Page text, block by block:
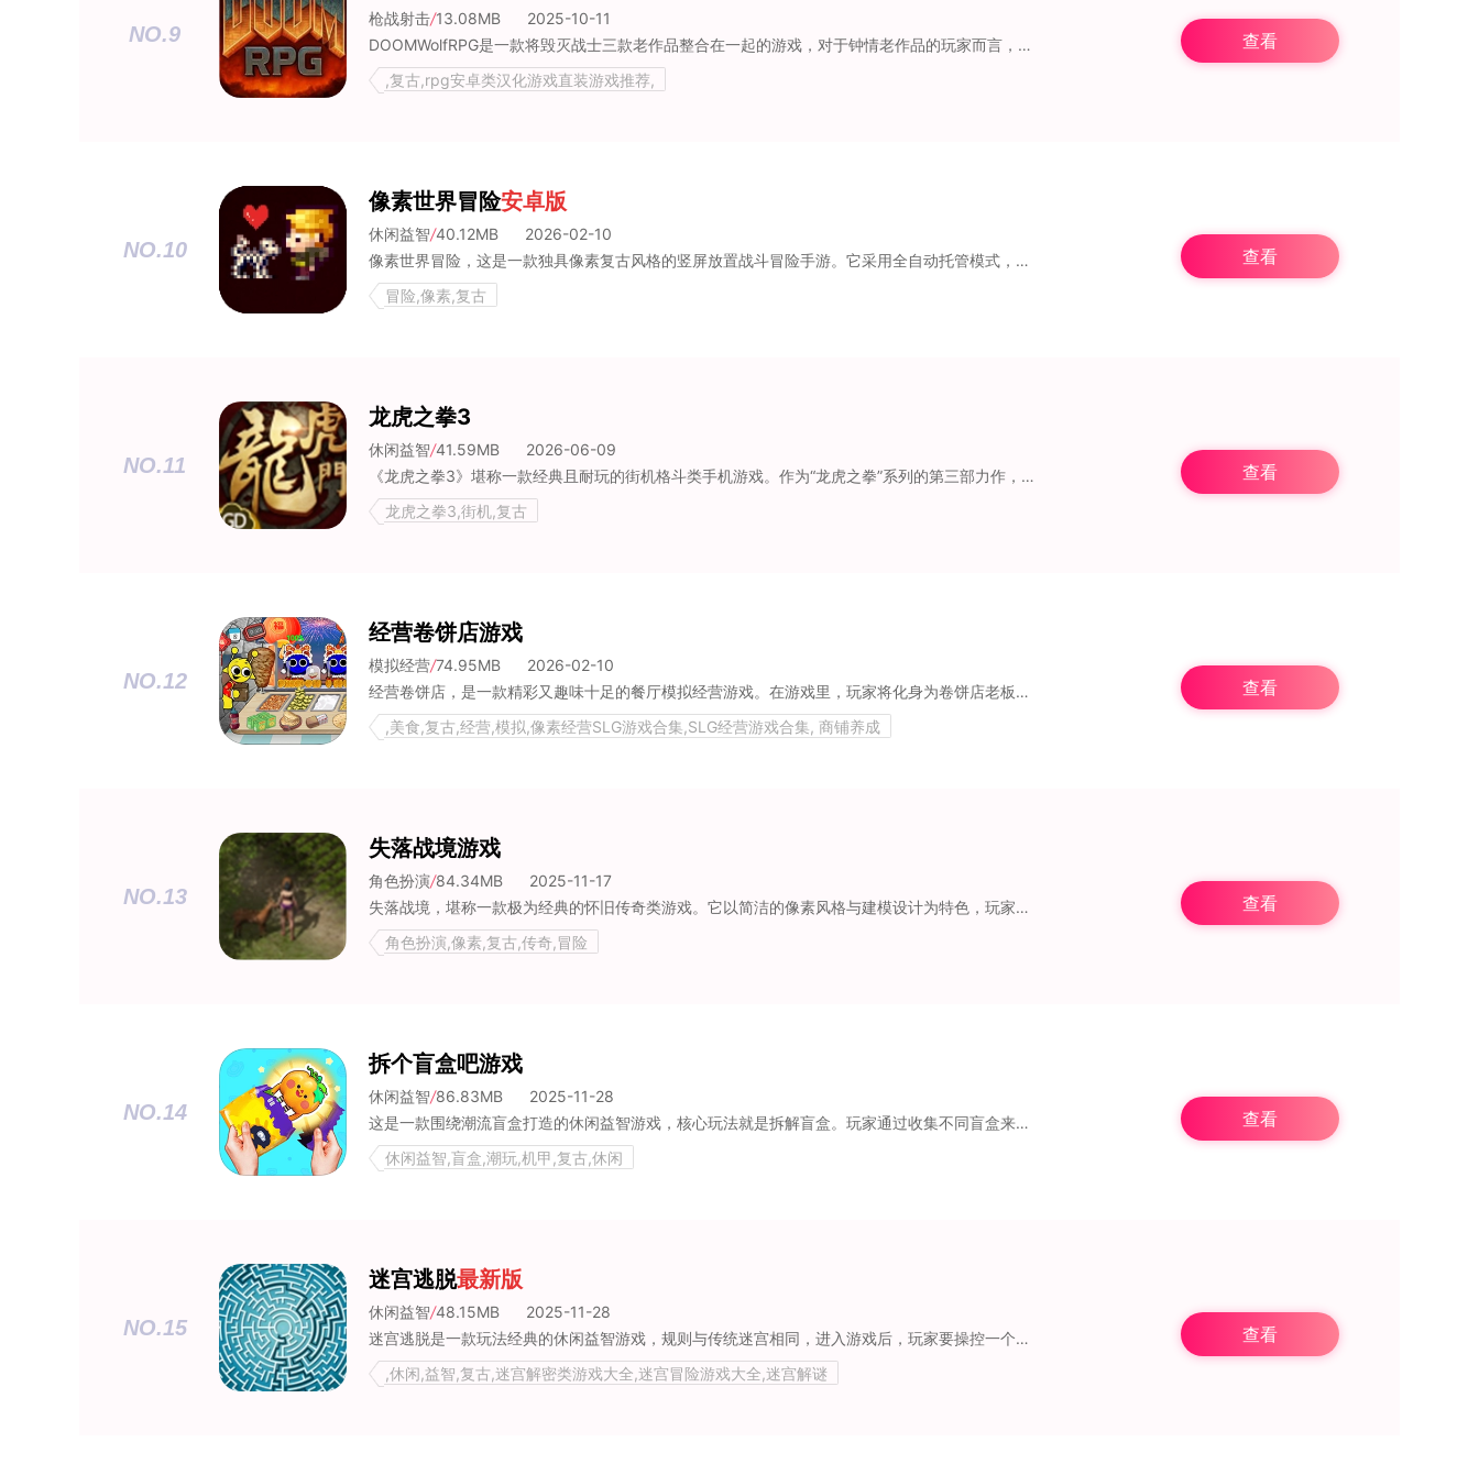
NO.9
枪战射击/13.08MB
2025-10-11
DOOMWolfRPG是一款将毁灭战士三款老作品整合在一起的游戏，对于钟情老作品的玩家而言，是非常值得体验的。在DOOMWolfRPG里，玩家能够领略到毁灭战士
,复古,rpg安卓类汉化游戏直装游戏推荐,
查看
NO.10
像素世界冒险安卓版
休闲益智/40.12MB
2026-02-10
像素世界冒险，这是一款独具像素复古风格的竖屏放置战斗冒险手游。它采用全自动托管模式，能让你的角色全天24小时不间断战斗，所有收益都会自动累积，而且离线挂机与在线
冒险,像素,复古
查看
NO.11
龙虎之拳3
休闲益智/41.59MB
2026-06-09
《龙虎之拳3》堪称一款经典且耐玩的街机格斗类手机游戏。作为“龙虎之拳”系列的第三部力作，该作在角色阵容方面有了大幅度的更新。其中，主角坂崎亮与罗伯特得以保留，而
龙虎之拳3,街机,复古
查看
NO.12
经营卷饼店游戏
模拟经营/74.95MB
2026-02-10
经营卷饼店，是一款精彩又趣味十足的餐厅模拟经营游戏。在游戏里，玩家将化身为卷饼店老板，开启充满乐趣的美食烹饪与餐厅经营之旅。形形色色的顾客会络绎不绝地前来消费，
,美食,复古,经营,模拟,像素经营SLG游戏合集,SLG经营游戏合集, 商铺养成
查看
NO.13
失落战境游戏
角色扮演/84.34MB
2025-11-17
失落战境，堪称一款极为经典的怀旧传奇类游戏。它以简洁的像素风格与建模设计为特色，玩家在开局之际，便能依据自身喜好挑选不同职业，进而开启充满精彩与趣味的冒险挑战之
角色扮演,像素,复古,传奇,冒险
查看
NO.14
拆个盲盒吧游戏
休闲益智/86.83MB
2025-11-28
这是一款围绕潮流盲盒打造的休闲益智游戏，核心玩法就是拆解盲盒。玩家通过收集不同盲盒来享受拆盒时的惊喜感，每次开启都会随机得到各类手办，画面表现精致细腻。游戏中设
休闲益智,盲盒,潮玩,机甲,复古,休闲
查看
NO.15
迷宫逃脱最新版
休闲益智/48.15MB
2025-11-28
迷宫逃脱是一款玩法经典的休闲益智游戏，规则与传统迷宫相同，进入游戏后，玩家要操控一个小球被困在迷宫中，通过滑动屏幕控制小球朝各个方向移动，经过多次尝试寻找不同路
,休闲,益智,复古,迷宫解密类游戏大全,迷宫冒险游戏大全,迷宫解谜
查看